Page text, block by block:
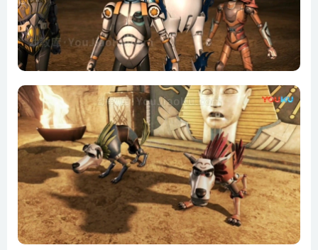
第13集 金字塔
第14集 嘿嘿 木乃伊
第15集 法老王的诅咒
第16集 空中花园
第17集 中央核心
第18集 泰姬的考验
第19集 选择
第20集 皇城
第21集 皇城的守护者
第22集 缺失的部分
第23集 日记中的秘密
第24集 原来是你